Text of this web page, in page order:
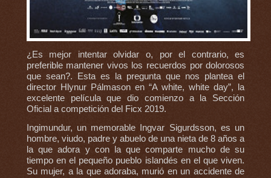
¿Es mejor intentar olvidar o, por el contrario, es
preferible mantener vivos los recuerdos por dolorosos
que sean?. Esta es la pregunta que nos plantea el
director Hlynur Pálmason en “A white, white day”, la
excelente película que dio comienzo a la Sección
Oficial a competición del Ficx 2019.
Ingimundur, un memorable Ingvar Sigurdsson, es un
hombre, viudo, padre y abuelo de una nieta de 8 años a
la que adora y con la que comparte mucho de su
tiempo en el pequeño pueblo islandés en el que viven.
Su mujer, a la que adoraba, murió en un accidente de